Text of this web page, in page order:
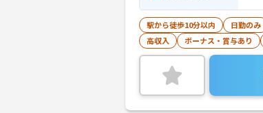
駅から徒歩10分以内 日勤のみ
高収入
ボーナス・賞与あり